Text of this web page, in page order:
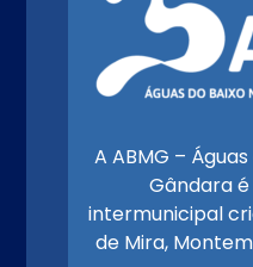
A ABMG –
Gândara
intermunicipal
de Mira,